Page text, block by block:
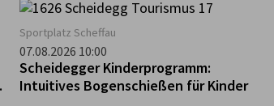
tierisches Rätsel zu lösen, bei dem
detektivischer Spürsinn gefragt ist. Bei
der Museumssafari begleitet euch ein
buntes Rätselheft, das ihr kostenlos an
den Museumskassen erhaltet. Wer
mindestens drei Museen besucht und
Sportplatz Scheffau
07.08.2026 10:00
Scheidegger Kinderprogramm:
Intuitives Bogenschießen für Kinder